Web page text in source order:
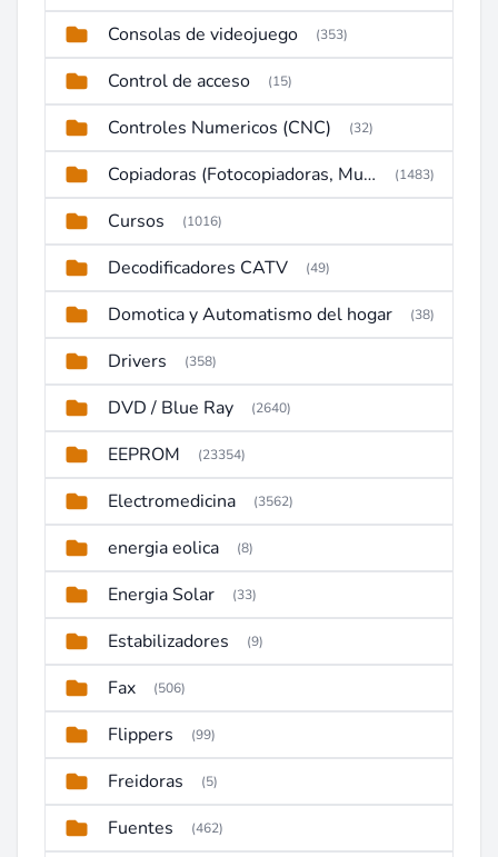
Consolas de videojuego (353)
Control de acceso (15)
Controles Numericos (CNC) (32)
Copiadoras (Fotocopiadoras, Multifunctions, Ploter, etc) (1483)
Cursos (1016)
Decodificadores CATV (49)
Domotica y Automatismo del hogar (38)
Drivers (358)
DVD / Blue Ray (2640)
EEPROM (23354)
Electromedicina (3562)
energia eolica (8)
Energia Solar (33)
Estabilizadores (9)
Fax (506)
Flippers (99)
Freidoras (5)
Fuentes (462)